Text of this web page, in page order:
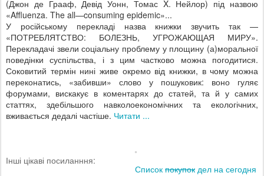
(Джон де Грааф, Девід Уонн, Томас X. Нейлор) під назвою
«Affluenza. The all—consuming epidemic»...
У російському перекладі назва книжки звучить так —
«ПОТРЕБЛЯТСТВО: БОЛЕЗНЬ, УГРОЖАЮЩАЯ МИРУ».
Перекладачі звели соціальну проблему у площину (а)моральної
поведінки суспільства, і з цим частково можна погодитися.
Соковитий термін нині живе окремо від книжки, в чому можна
переконатись, «забивши» слово у пошуковик: воно гуляє
форумами, вискакує в коментарях до статей, та й у самих
статтях, здебільшого навколоекономічних та екологічних,
вживається дедалі частіше. Читати ...
Список покупок дел на сегодня
Інші цікаві посиланння: